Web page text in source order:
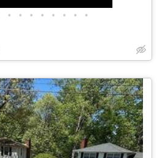
• • • • • • • •